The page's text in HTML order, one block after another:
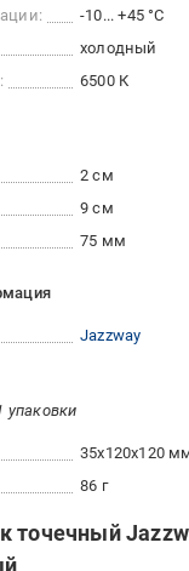
-10... +45 °C
холодный
6500 К
2 см
9 см
75 мм
Jazzway
упаковки
35x120x120
86 г
точечный